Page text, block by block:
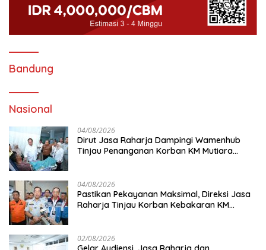
Bandung
Nasional
04/08/2026
Dirut Jasa Raharja Dampingi Wamenhub
Tinjau Penanganan Korban KM Mutiara
04/08/2026
Pastikan Pekayanan Maksimal, Direksi Jasa
Raharja Tinjau Korban Kebakaran KM
02/08/2026